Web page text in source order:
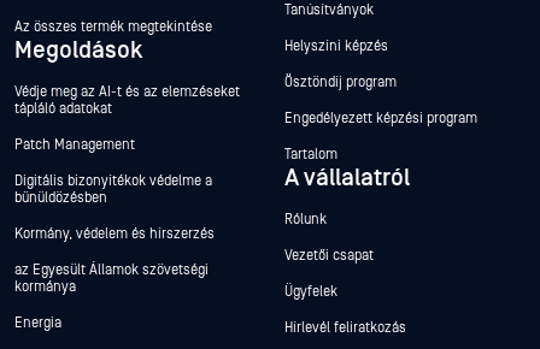
Az összes termék megtekintése
Megoldások
Védje meg az AI-t és az elemzéseket
tápláló adatokat
Patch Management
Digitális bizonyítékok védelme a
bűnüldözésben
Kormány, védelem és hírszerzés
az Egyesült Államok szövetségi
kormánya
Energia
Tanúsítványok
Helyszíni képzés
Ösztöndíj program
Engedélyezett képzési program
Tartalom
A vállalatról
Rólunk
Vezetői csapat
Ügyfelek
Hírlevél feliratkozás